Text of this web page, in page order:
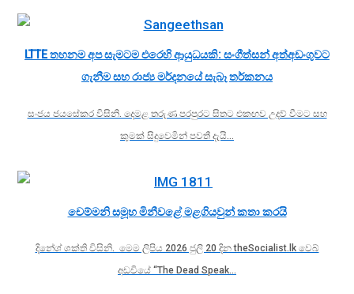
LTTE තහනම අප සැමටම එරෙහි ආයුධයකි: සංගීත්සන් අත්අඩංගුවට
ගැනීම සහ රාජ්‍ය මර්දනයේ සැබෑ තර්කනය
සංජය ජයසේකර විසිනි. දෙමළ තරුණ පරපුරට සිතට එකඟව උදව් වීමට සහ
කුමක් සිදුවෙමින් පවතී දැයි…
චෙම්මනි සමූහ මිනීවළේ මළගියවුන් කතා කරයි
දිනේශ් ශක්ති විසිනි. මෙම ලිපිය 2026 ජුලි 20 දින theSocialist.lk වෙබ්
අඩවියේ “The Dead Speak…